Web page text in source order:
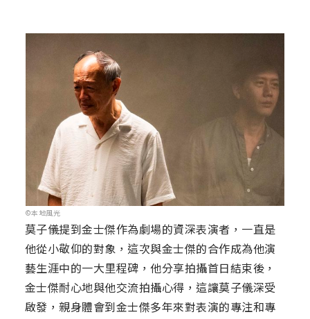
©本地風光
莫子儀提到金士傑作為劇場的資深表演者，一直是
他從小敬仰的對象，這次與金士傑的合作成為他演
藝生涯中的一大里程碑，他分享拍攝首日結束後，
金士傑耐心地與他交流拍攝心得，這讓莫子儀深受
啟發，親身體會到金士傑多年來對表演的專注和專